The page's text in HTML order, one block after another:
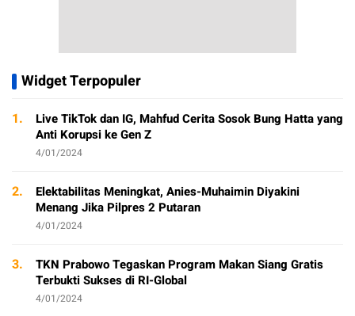
Widget Terpopuler
1.
Live TikTok dan IG, Mahfud Cerita Sosok Bung Hatta yang
Anti Korupsi ke Gen Z
4/01/2024
2.
Elektabilitas Meningkat, Anies-Muhaimin Diyakini
Menang Jika Pilpres 2 Putaran
4/01/2024
3.
TKN Prabowo Tegaskan Program Makan Siang Gratis
Terbukti Sukses di RI-Global
4/01/2024